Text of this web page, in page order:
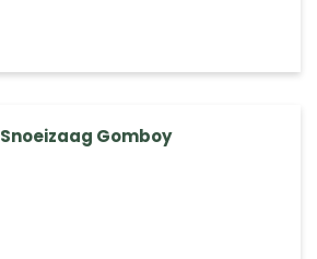
Snoeizaag Gomboy